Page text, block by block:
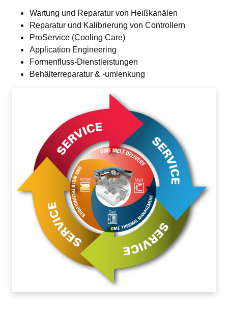
Wartung und Reparatur von Heißkanälen
Reparatur und Kalibrierung von Controllern
ProService (Cooling Care)
Application Engineering
Formenfluss-Dienstleistungen
Behälterreparatur & -umlenkung